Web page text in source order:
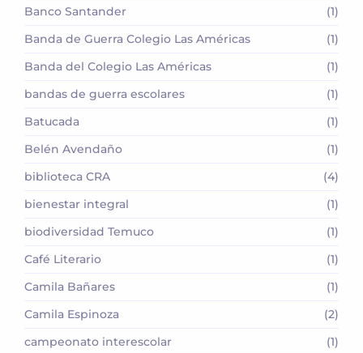
Banco Santander
(1)
Banda de Guerra Colegio Las Américas
(1)
Banda del Colegio Las Américas
(1)
bandas de guerra escolares
(1)
Batucada
(1)
Belén Avendaño
(1)
biblioteca CRA
(4)
bienestar integral
(1)
biodiversidad Temuco
(1)
Café Literario
(1)
Camila Bañares
(1)
Camila Espinoza
(2)
campeonato interescolar
(1)